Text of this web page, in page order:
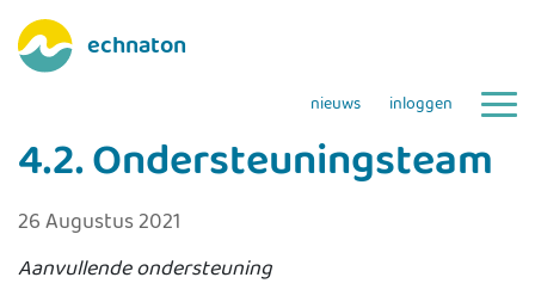
echnaton
nieuws inloggen
4.2. Ondersteuningsteam
26 Augustus 2021
Aanvullende ondersteuning